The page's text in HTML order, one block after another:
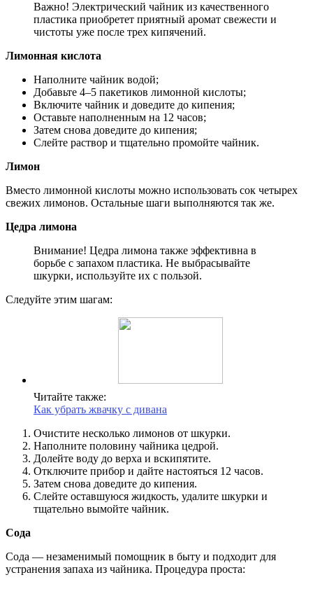
Важно! Электрический чайник из качественного
пластика приобретет приятный аромат свежести и
чистоты уже после трех кипячений.
Лимонная кислота
Наполните чайник водой;
Добавьте 4–5 пакетиков лимонной кислоты;
Включите чайник и доведите до кипения;
Оставьте наполненным на 12 часов;
Затем снова доведите до кипения;
Слейте раствор и тщательно промойте чайник.
Лимон
Вместо лимонной кислоты можно использовать сок четырех
свежих лимонов. Остальные шаги выполняются так же.
Цедра лимона
Внимание! Цедра лимона также эффективна в
борьбе с запахом пластика. Не выбрасывайте
шкурки, используйте их с пользой.
Следуйте этим шагам:
Читайте также:
Как убрать жвачку с дивана
Очистите несколько лимонов от шкурки.
Наполните половину чайника цедрой.
Долейте воду до верха и вскипятите.
Отключите прибор и дайте настояться 12 часов.
Затем снова доведите до кипения.
Слейте оставшуюся жидкость, удалите шкурки и
тщательно вымойте чайник.
Сода
Сода — незаменимый помощник в быту и подходит для
устранения запаха из чайника. Процедура проста: